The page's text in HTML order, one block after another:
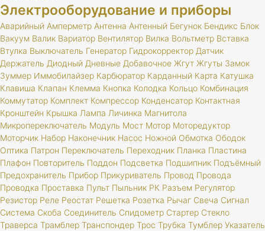
Электрооборудование и приборы
Аварийный Амперметр Антенна Антенный Бегунок Бендикс Блок
Вакуум Валик Вариатор Вентилятор Вилка Вольтметр Вставка
Втулка Выключатель Генератор Гидрокорректор Датчик
Держатель Диодный Дневные Добавочное Жгут Жгуты Замок
Зуммер Иммобилайзер Карбюратор Карданный Карта Катушка
Клавиша Клапан Клемма Кнопка Колодка Кольцо Комбинация
Коммутатор Комплект Компрессор Конденсатор Контактная
Кронштейн Крышка Лампа Личинка Магнитола
Микропереключатель Модуль Мост Мотор Моторедуктор
Моторчик Набор Наконечник Насос Ножной Обмотка Ободок
Оптика Патрон Переключатель Переходник Планка Пластина
Плафон Повторитель Поддон Подсветка Подшипник Подъёмный
Предохранитель Прибор Прикуриватель Провод Провода
Проводка Проставка Пульт Пыльник РК Разъем Регулятор
Резистор Реле Реостат Решетка Розетка Рычаг Свеча Сигнал
Система Скоба Соединитель Спидометр Стартер Стекло
Траверса Трамблер Транспондер Трос Трубка Тумблер Указатель